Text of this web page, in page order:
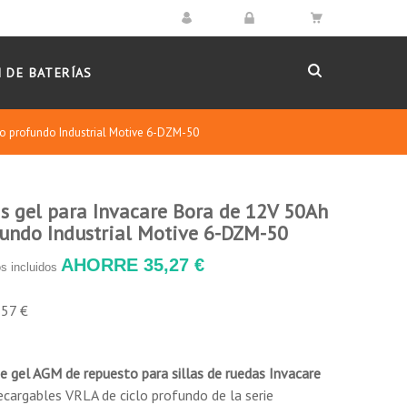
DE BATERÍAS
profundo Industrial Motive 6-DZM-50
gel para Invacare Bora de 12V 50Ah
Industrial Motive 6-DZM-50
incluidos AHORRE 35,27 €
€
gel AGM de repuesto para sillas de ruedas Invacare
VRLA de ciclo profundo de la serie
la aplicación.
del espacio interno de la batería, entre un
la batería con excelente capacidad de
a la placa, el producto tiene una gran